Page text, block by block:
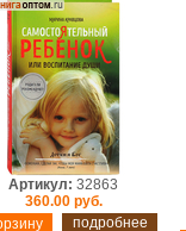
Артикул: 32863
360.00 руб.
подробнее